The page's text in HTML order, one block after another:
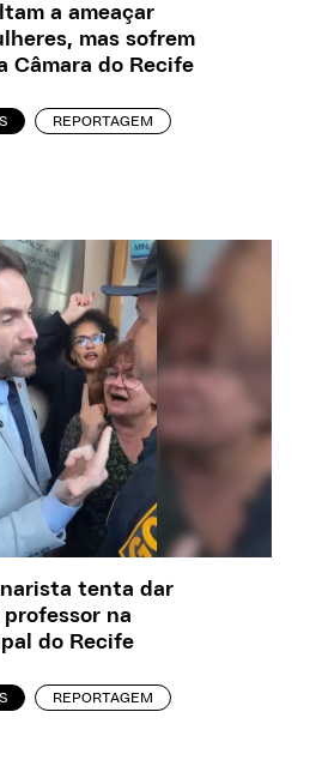
a ameaçar
mas sofrem
Câmara do Recife
REPORTAGEM
tenta dar
na
do Recife
REPORTAGEM